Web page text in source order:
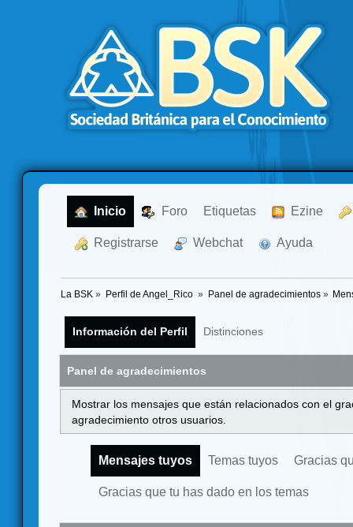
Inicio Foro Etiquetas Ezine
Registrarse Webchat Ayuda
La BSK » Perfil de Angel_Rico » Panel de agradecimientos»
Información del Perfil Distinciones
Panel de agradecimientos
Mostrar los mensajes que están relacionados con el
agradecimiento otros usuarios.
Mensajes tuyos Temas tuyos Gracias
Gracias que tu has dado en los temas